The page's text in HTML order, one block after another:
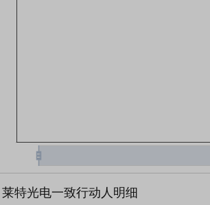
莱特光电一致行动人明细